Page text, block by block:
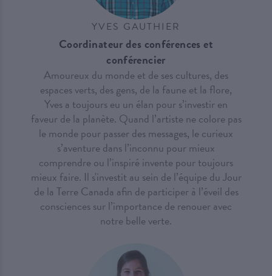
YVES GAUTHIER
Coordinateur des conférences et
conférencier
Amoureux du monde et de ses cultures, des
espaces verts, des gens, de la faune et la flore,
Yves a toujours eu un élan pour s’investir en
faveur de la planète. Quand l’artiste ne colore pas
le monde pour passer des messages, le curieux
s’aventure dans l’inconnu pour mieux
comprendre ou l’inspiré invente pour toujours
mieux faire. Il s'investit au sein de l’équipe du Jour
de la Terre Canada afin de participer à l’éveil des
consciences sur l’importance de renouer avec
notre belle verte.